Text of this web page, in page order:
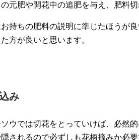
元肥や開花中の追肥を与え、肥料
持ちの肥料の説明に準じたほうが
方が良いと思います。
み
ウでは切花をとっていけば、必然
されるので必ずしも花柄摘みか必